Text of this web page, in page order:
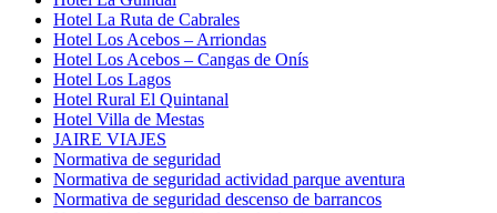
Hotel La Ruta de Cabrales
Hotel Los Acebos – Arriondas
Hotel Los Acebos – Cangas de Onís
Hotel Los Lagos
Hotel Rural El Quintanal
Hotel Villa de Mestas
JAIRE VIAJES
Normativa de seguridad
Normativa de seguridad actividad parque aventura
Normativa de seguridad descenso de barrancos